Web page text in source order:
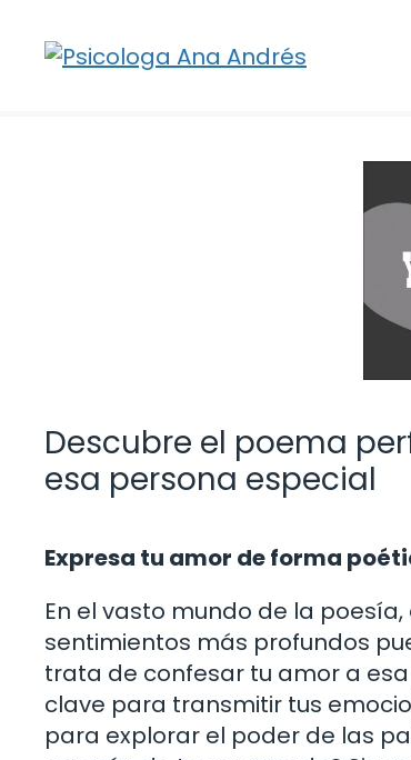
contenido
Descubre el poema
esa persona especial
Expresa tu amor de forma
En el vasto mundo de la
sentimientos más profundos
trata de confesar tu amor a
clave para transmitir tus
para explorar el poder de las